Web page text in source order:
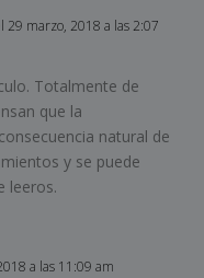
29 marzo, 2018 a las 2:07
Totalmente de
que la
natural de
y se puede
leeros.
a las 11:09 am